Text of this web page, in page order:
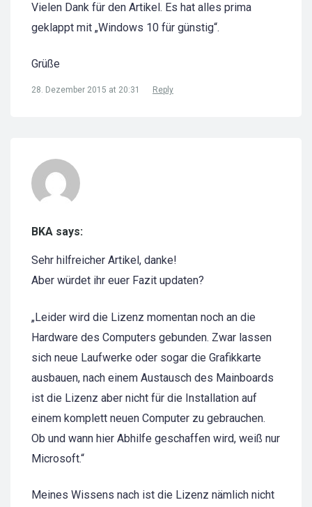
Vielen Dank für den Artikel. Es hat alles prima
geklappt mit „Windows 10 für günstig“.
Grüße
28. Dezember 2015 at 20:31 Reply
BKA says:
Sehr hilfreicher Artikel, danke!
Aber würdet ihr euer Fazit updaten?
„Leider wird die Lizenz momentan noch an die
Hardware des Computers gebunden. Zwar lassen
sich neue Laufwerke oder sogar die Grafikkarte
ausbauen, nach einem Austausch des Mainboards
ist die Lizenz aber nicht für die Installation auf
einem komplett neuen Computer zu gebrauchen.
Ob und wann hier Abhilfe geschaffen wird, weiß nur
Microsoft.“
Meines Wissens nach ist die Lizenz nämlich nicht